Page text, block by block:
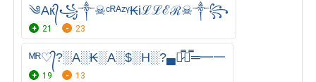
༄Aк᭄꧁༒☠︎ᶜᴿᴬᶻᵞ₭iℒℒℰℛ☠︎༒꧂
21 23
ᴹᴿ♡᭄?░A░₭░A░$░H░?▄︻̷̿┻̿═━一
19 13